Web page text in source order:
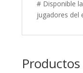
# Disponible
jugadores del